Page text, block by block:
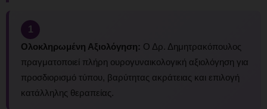
1
Ολοκληρωμένη Αξιολόγηση: Ο Δρ. Δημητρακόπουλος
πραγματοποιεί πλήρη ουρογυναικολογική αξιολόγηση για
προσδιορισμό τύπου, βαρύτητας ακράτειας και επιλογή
κατάλληλης θεραπείας.